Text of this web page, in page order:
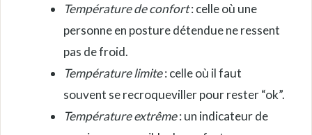
Température de confort: celle où une
personne en posture détendue ne ressent
pas de froid.
Température limite: celle où il faut
souvent se recroqueviller pour rester “ok”.
Température extrême: un indicateur de